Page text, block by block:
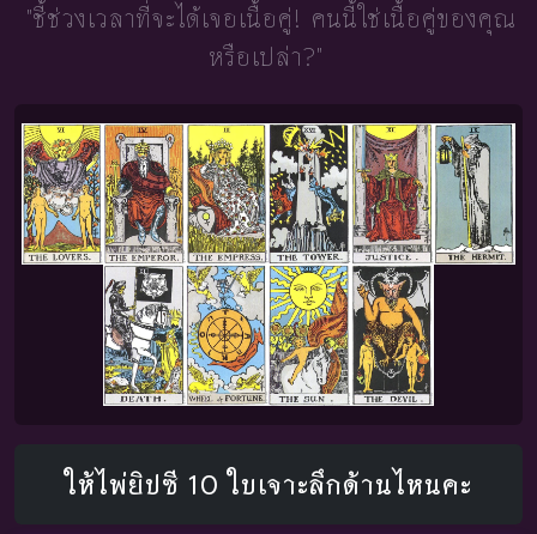
"ชี้ช่วงเวลาที่จะได้เจอเนื้อคู่! คนนี้ใช่เนื้อคู่ของคุณ
หรือเปล่า?"
ให้ไพ่ยิปซี 10 ใบเจาะลึกด้านไหนคะ